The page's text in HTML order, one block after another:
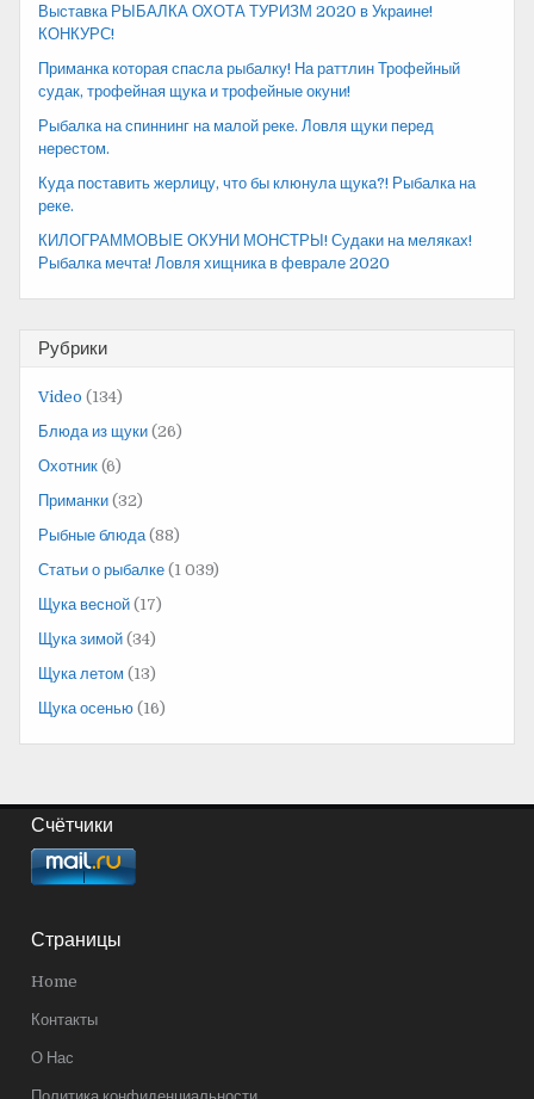
Выставка РЫБАЛКА ОХОТА ТУРИЗМ 2020 в Украине!
КОНКУРС!
Приманка которая спасла рыбалку! На раттлин Трофейный
судак, трофейная щука и трофейные окуни!
Рыбалка на спиннинг на малой реке. Ловля щуки перед
нерестом.
Куда поставить жерлицу, что бы клюнула щука?! Рыбалка на
реке.
КИЛОГРАММОВЫЕ ОКУНИ МОНСТРЫ! Судаки на меляках!
Рыбалка мечта! Ловля хищника в феврале 2020
Рубрики
Video (134)
Блюда из щуки (26)
Охотник (6)
Приманки (32)
Рыбные блюда (88)
Статьи о рыбалке (1 039)
Щука весной (17)
Щука зимой (34)
Щука летом (13)
Щука осенью (16)
Счётчики
Страницы
Home
Контакты
О Нас